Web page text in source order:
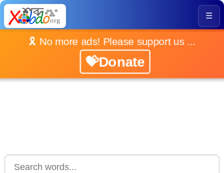
☰
🎗️ No more ads! Please support us ...
💝Donate